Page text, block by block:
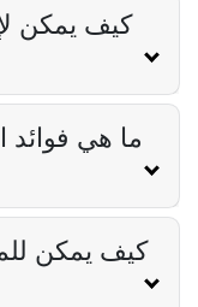
Jun 03, 2024
كيف يمكن
ما هي فوائد
كيف يمكن